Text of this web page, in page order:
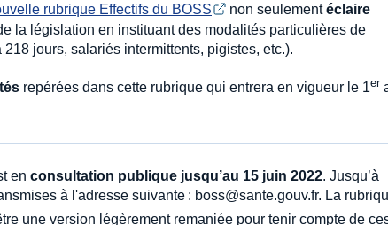
rubrique Effectifs du BOSS non seulementéclaire
la législation en instituant des modalités particulières de
jours, salariés intermittents, pigistes, etc.).
repérées dans cette rubrique qui entrera en vigueur le 1er
en consultation publique jusqu’au 15 juin 2022. Jusqu’à
à l'adresse suivante : boss@sante.gouv.fr. La
une version légèrement remaniée pour tenir compte de